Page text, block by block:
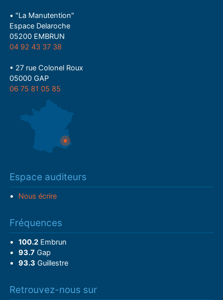
• "La Manutention"
Espace Delaroche
05200 EMBRUN
04 92 43 37 38
• 27 rue Colonel Roux
05000 GAP
06 75 81 05 85
Espace auditeurs
Nous écrire
Fréquences
100.2Embrun
93.7 Gap
93.3 Guillestre
Retrouvez-nous sur